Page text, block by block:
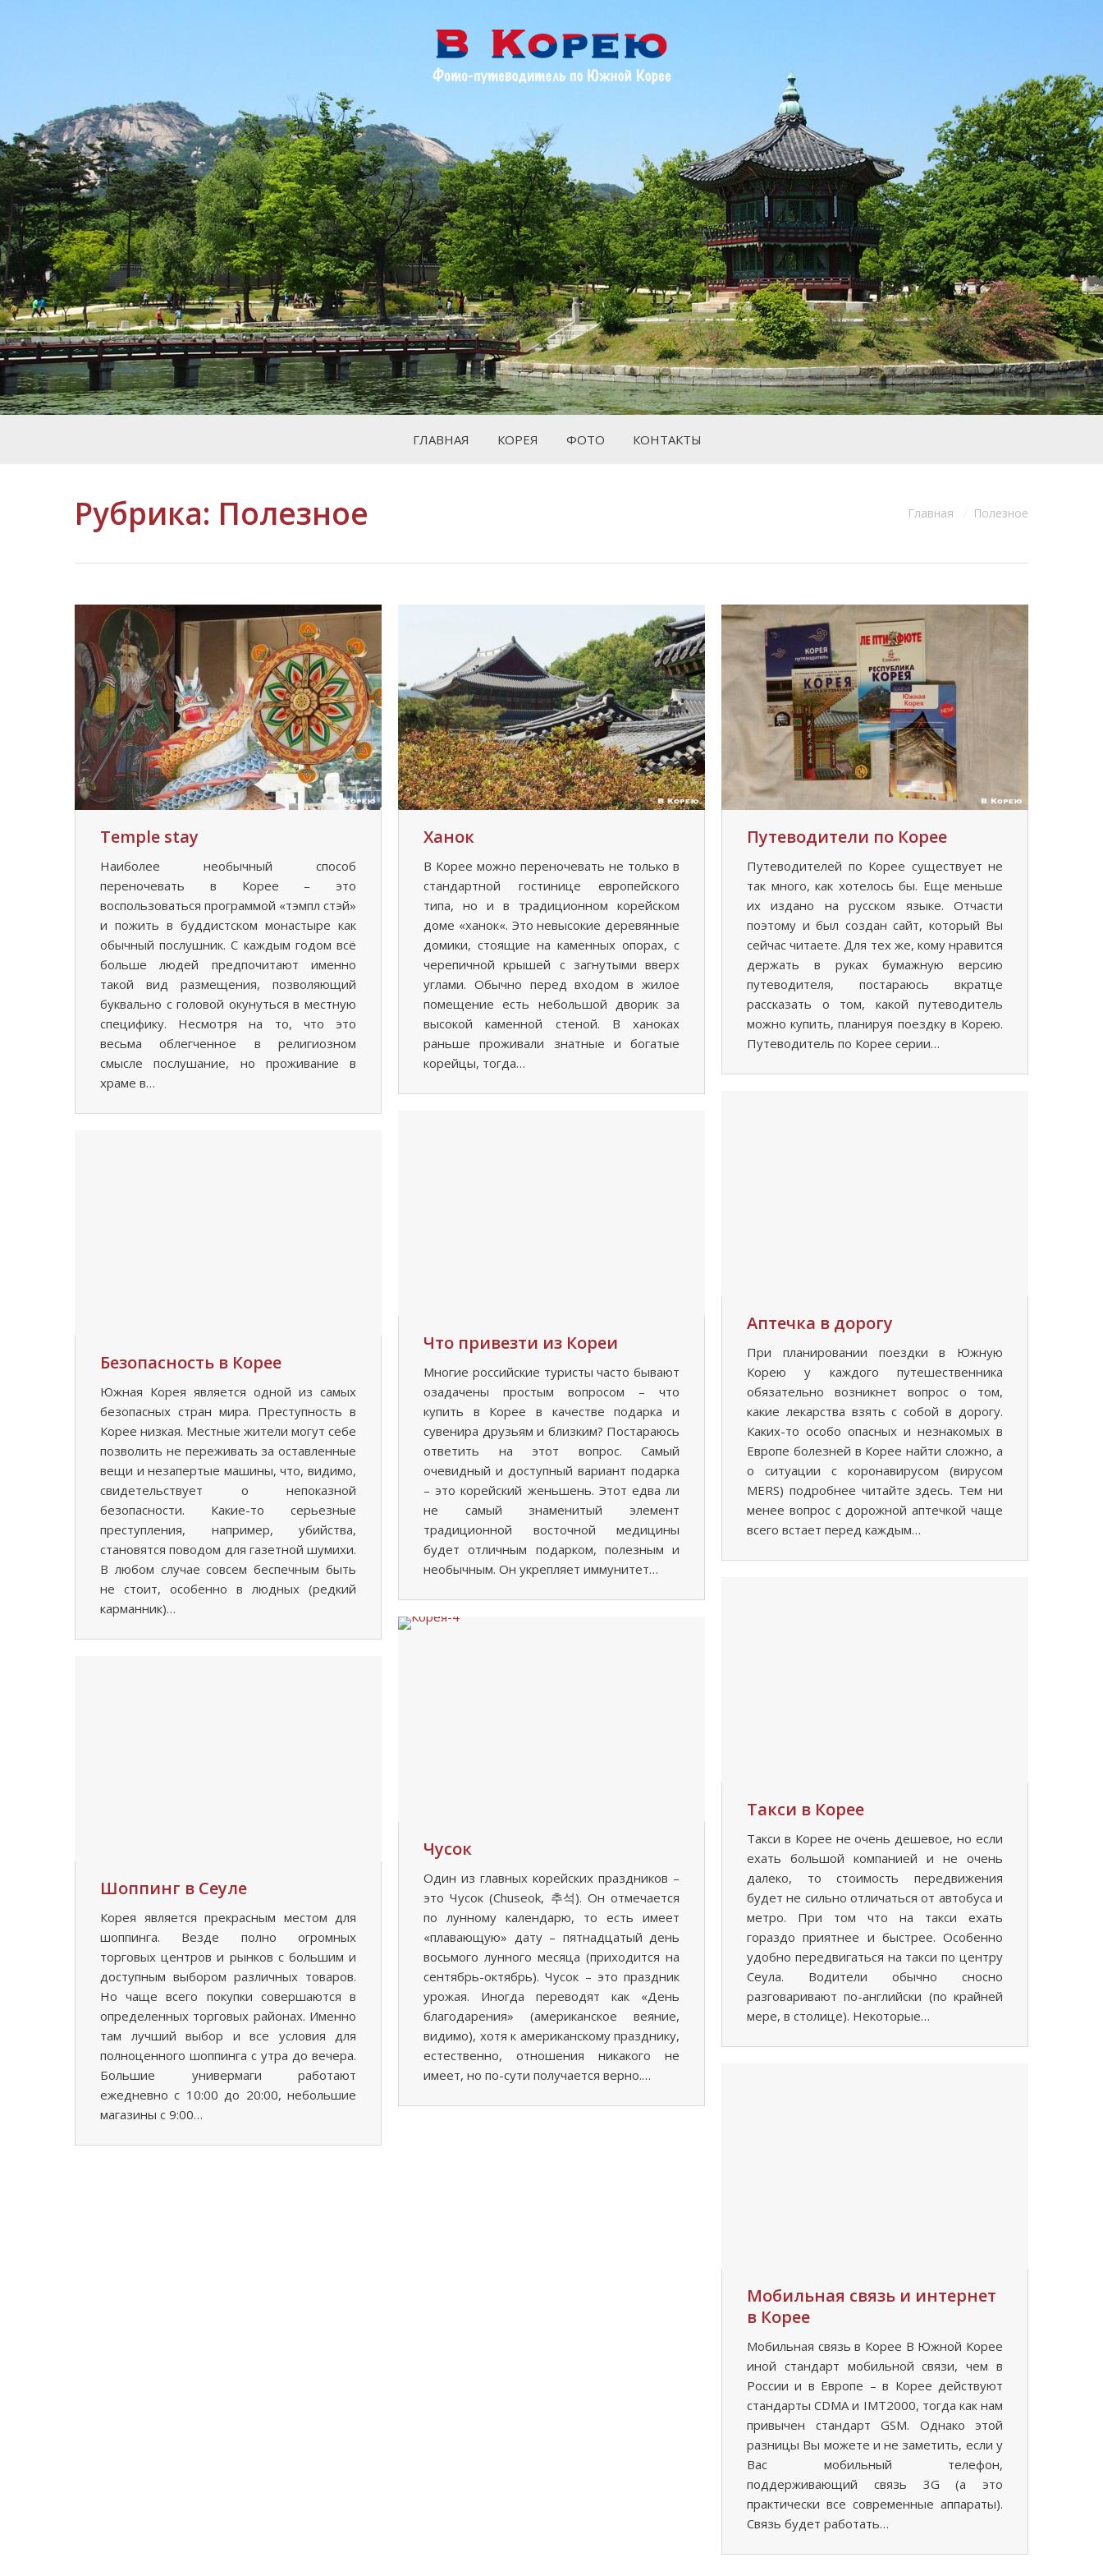
ГЛАВНАЯ КОРЕЯ ФОТО КОНТАКТЫ
Рубрика: Полезное Главная Полезное
Temple stay
Наиболее необычный способ
переночевать в Корее – это
воспользоваться программой «тэмпл стэй»
и пожить в буддистском монастыре как
обычный послушник. С каждым годом всё
больше людей предпочитают именно
такой вид размещения, позволяющий
буквально с головой окунуться в местную
специфику. Несмотря на то, что это
весьма облегченное в религиозном
смысле послушание, но проживание в
храме в…
Ханок
В Корее можно переночевать не только в
стандартной гостинице европейского
типа, но и в традиционном корейском
доме «ханок«. Это невысокие деревянные
домики, стоящие на каменных опорах, с
черепичной крышей с загнутыми вверх
углами. Обычно перед входом в жилое
помещение есть небольшой дворик за
высокой каменной стеной. В ханоках
раньше проживали знатные и богатые
корейцы, тогда…
Путеводители по Корее
Путеводителей по Корее существует не
так много, как хотелось бы. Еще меньше
их издано на русском языке. Отчасти
поэтому и был создан сайт, который Вы
сейчас читаете. Для тех же, кому нравится
держать в руках бумажную версию
путеводителя, постараюсь вкратце
рассказать о том, какой путеводитель
можно купить, планируя поездку в Корею.
Путеводитель по Корее серии…
Аптечка в дорогу
При планировании поездки в Южную
Корею у каждого путешественника
обязательно возникнет вопрос о том,
какие лекарства взять с собой в дорогу.
Каких-то особо опасных и незнакомых в
Европе болезней в Корее найти сложно, а
о ситуации с коронавирусом (вирусом
MERS) подробнее читайте здесь. Тем ни
менее вопрос с дорожной аптечкой чаще
всего встает перед каждым…
Что привезти из Кореи
Многие российские туристы часто бывают
озадачены простым вопросом – что
купить в Корее в качестве подарка и
сувенира друзьям и близким? Постараюсь
ответить на этот вопрос. Самый
очевидный и доступный вариант подарка
– это корейский женьшень. Этот едва ли
не самый знаменитый элемент
традиционной восточной медицины
будет отличным подарком, полезным и
необычным. Он укрепляет иммунитет…
Безопасность в Корее
Южная Корея является одной из самых
безопасных стран мира. Преступность в
Корее низкая. Местные жители могут себе
позволить не переживать за оставленные
вещи и незапертые машины, что, видимо,
свидетельствует о непоказной
безопасности. Какие-то серьезные
преступления, например, убийства,
становятся поводом для газетной шумихи.
В любом случае совсем беспечным быть
не стоит, особенно в людных (редкий
карманник)…
Такси в Корее
Такси в Корее не очень дешевое, но если
ехать большой компанией и не очень
далеко, то стоимость передвижения
будет не сильно отличаться от автобуса и
метро. При том что на такси ехать
гораздо приятнее и быстрее. Особенно
удобно передвигаться на такси по центру
Сеула. Водители обычно сносно
разговаривают по-английски (по крайней
мере, в столице). Некоторые…
Чусок
Один из главных корейских праздников –
это Чусок (Chuseok, 추석). Он отмечается
по лунному календарю, то есть имеет
«плавающую» дату – пятнадцатый день
восьмого лунного месяца (приходится на
сентябрь-октябрь). Чусок – это праздник
урожая. Иногда переводят как «День
благодарения» (американское веяние,
видимо), хотя к американскому празднику,
естественно, отношения никакого не
имеет, но по-сути получается верно.…
Шоппинг в Сеуле
Корея является прекрасным местом для
шоппинга. Везде полно огромных
торговых центров и рынков с большим и
доступным выбором различных товаров.
Но чаще всего покупки совершаются в
определенных торговых районах. Именно
там лучший выбор и все условия для
полноценного шоппинга с утра до вечера.
Большие универмаги работают
ежедневно с 10:00 до 20:00, небольшие
магазины с 9:00…
Мобильная связь и интернет
в Корее
Мобильная связь в Корее В Южной Корее
иной стандарт мобильной связи, чем в
России и в Европе – в Корее действуют
стандарты CDMA и IMT2000, тогда как нам
привычен стандарт GSM. Однако этой
разницы Вы можете и не заметить, если у
Вас мобильный телефон,
поддерживающий связь 3G (а это
практически все современные аппараты).
Связь будет работать…